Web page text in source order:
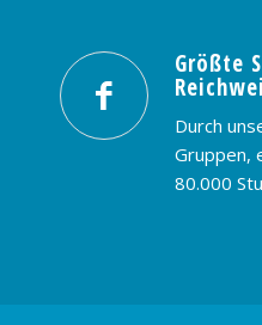
PREISE & BUCHUNG
Größte
Durch
Gruppen,
80.000